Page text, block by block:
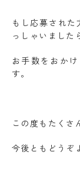
もし応募された
っしゃいました
お手数をおか
す。
この度もたくさ
今後ともどうぞ